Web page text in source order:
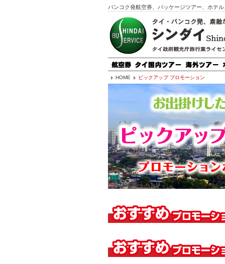
バンコク発航空券、パッケージツアー、ホテ
HOME ピックアップ プロモーション